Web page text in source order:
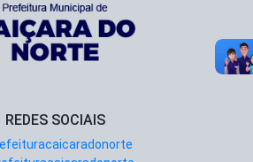
REDES SOCIAIS